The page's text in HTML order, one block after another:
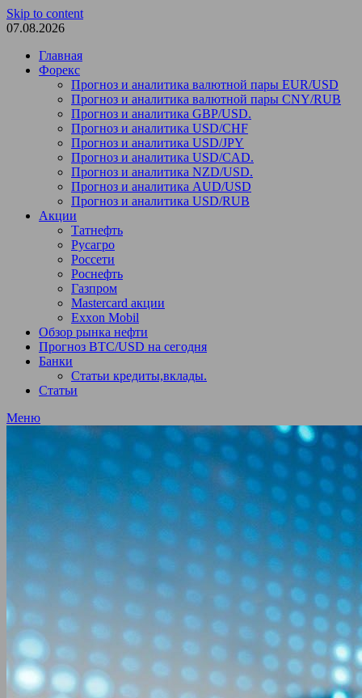
Skip to content
07.08.2026
Главная
Форекс
Прогноз и аналитика валютной пары EUR/USD
Прогноз и аналитика валютной пары CNY/RUB
Прогноз и аналитика GBP/USD.
Прогноз и аналитика USD/CHF
Прогноз и аналитика USD/JPY
Прогноз и аналитика USD/CAD.
Прогноз и аналитика NZD/USD.
Прогноз и аналитика AUD/USD
Прогноз и аналитика USD/RUB
Акции
Татнефть
Русагро
Россети
Роснефть
Газпром
Mastercard акции
Exxon Mobil
Обзор рынка нефти
Прогноз BTC/USD на сегодня
Банки
Статьи кредиты,вклады.
Статьи
Меню